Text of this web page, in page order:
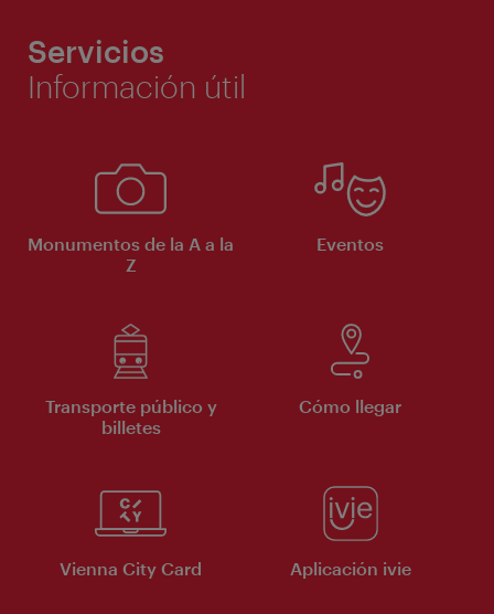
Servicios
Información útil
Monumentos de la A a la
Z
Eventos
Transporte público y
billetes
Cómo llegar
Vienna City Card Aplicación ivie